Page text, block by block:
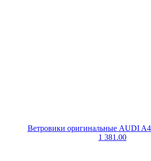
Ветровики оригинальные AUDI
1 381.00